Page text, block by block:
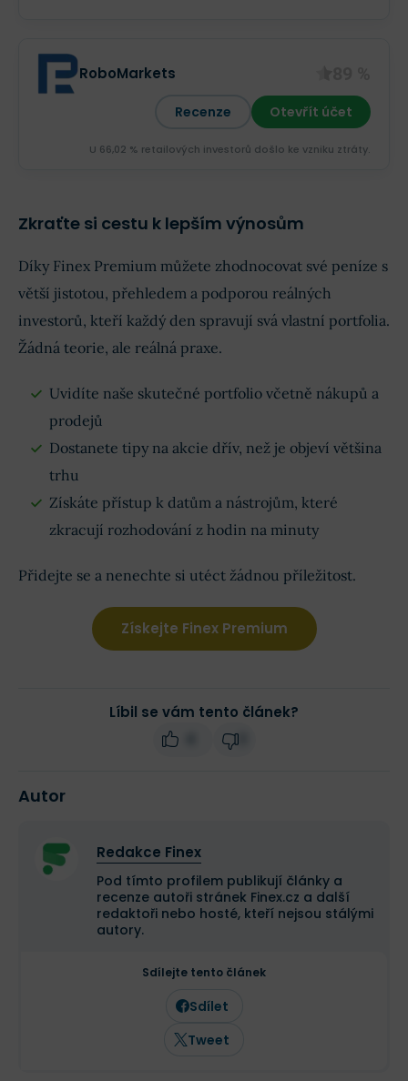
RoboMarkets
Recenze Otevřít účet
U 66,02 % retailových investorů došlo ke vzniku ztráty.
Zkraťte si cestu k lepším výnosům
Díky Finex Premium můžete zhodnocovat své peníze s
větší jistotou, přehledem a podporou reálných
investorů, kteří každý den spravují svá vlastní portfolia.
Žádná teorie, ale reálná praxe.
Uvidíte naše skutečné portfolio včetně nákupů a
prodejů
Dostanete tipy na akcie dřív, než je objeví většina
trhu
Získáte přístup k datům a nástrojům, které
zkracují rozhodování z hodin na minuty
Přidejte se a nenechte si utéct žádnou příležitost.
Získejte Finex Premium
Líbil se vám tento článek?
3
Autor
Redakce Finex
Pod tímto profilem publikují články a
recenze autoři stránek Finex.cz a další
redaktoři nebo hosté, kteří nejsou stálými
autory.
Sdílejte tento článek
Sdílet
Tweet